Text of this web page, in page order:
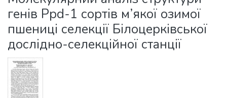
Statistics
генів Ppd-1 сортів м’якої озимої
пшениці селекції Білоцерківської
дослідно-селекційної станції